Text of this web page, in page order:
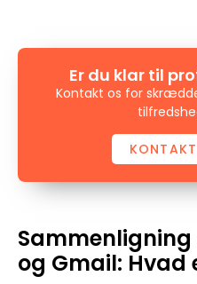
Er du klar til
Kontakt os for
og Gmail: Hvad